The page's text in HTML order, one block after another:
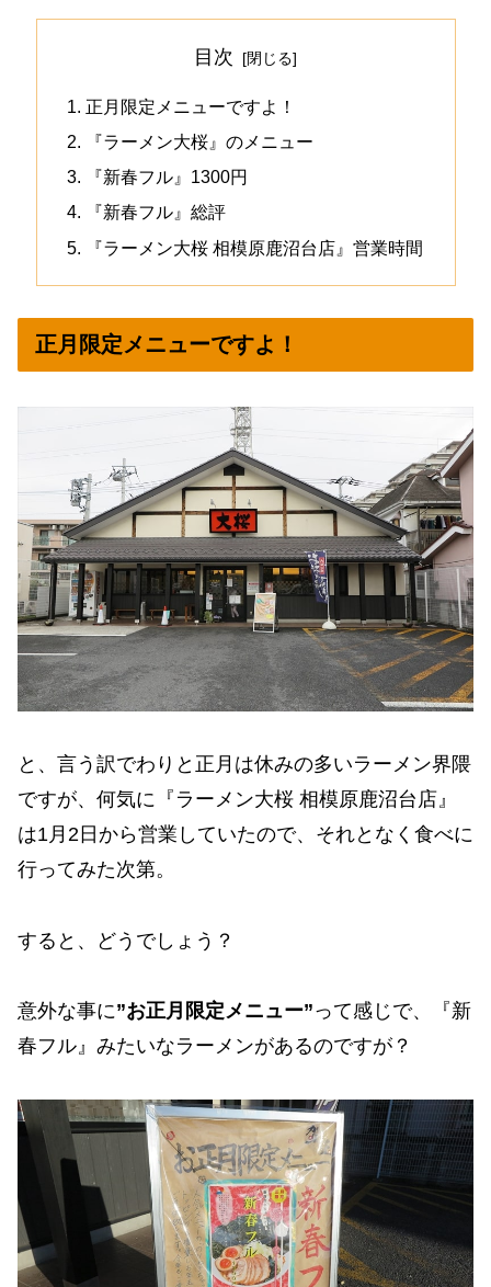
目次
正月限定メニューですよ！
『ラーメン大桜』のメニュー
『新春フル』1300円
『新春フル』総評
『ラーメン大桜 相模原鹿沼台店』営業時間
正月限定メニューですよ！
と、言う訳でわりと正月は休みの多いラーメン界隈
ですが、何気に『ラーメン大桜 相模原鹿沼台店』
は1月2日から営業していたので、それとなく食べに
行ってみた次第。
すると、どうでしょう？
意外な事に”お正月限定メニュー”って感じで、『新
春フル』みたいなラーメンがあるのですが？